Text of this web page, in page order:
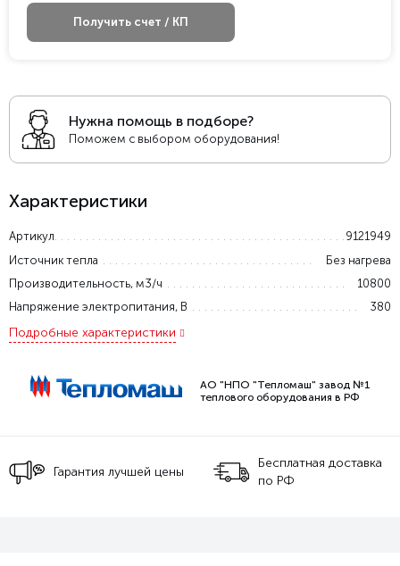
Нужна помощь в подборе?
Поможем с выбором оборудования!
Характеристики
Артикул
9121949
Источник тепла
Без нагрева
Производительность, м3/ч
10800
Напряжение электропитания, В
380
Подробные характеристики
АО "НПО "Тепломаш" завод №1
теплового оборудования в РФ
Получить счет / КП
Гарантия лучшей цены
Бесплатная доставка
по РФ